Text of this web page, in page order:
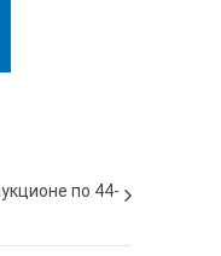
по 44-